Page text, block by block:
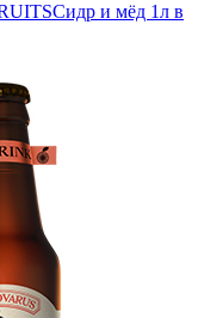
Сидр и мёд 1л в